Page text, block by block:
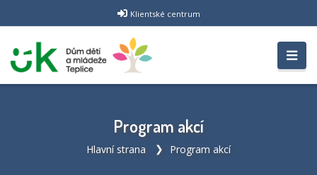
Klientské centrum
Program akcí
Hlavní strana Program akcí